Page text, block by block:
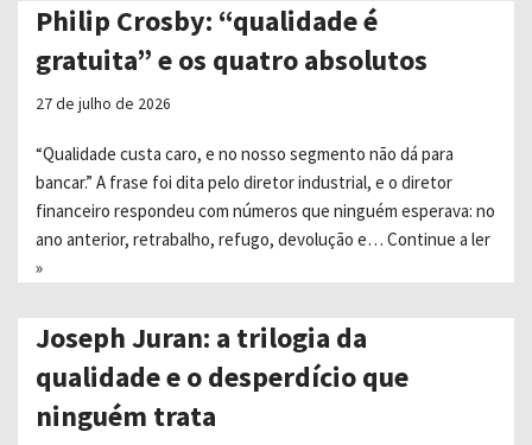
Philip Crosby: “qualidade é
gratuita” e os quatro absolutos
27 de julho de 2026
“Qualidade custa caro, e no nosso segmento não dá para
bancar.” A frase foi dita pelo diretor industrial, e o diretor
financeiro respondeu com números que ninguém esperava: no
ano anterior, retrabalho, refugo, devolução e… Continue a ler
»
Joseph Juran: a trilogia da
qualidade e o desperdício que
ninguém trata